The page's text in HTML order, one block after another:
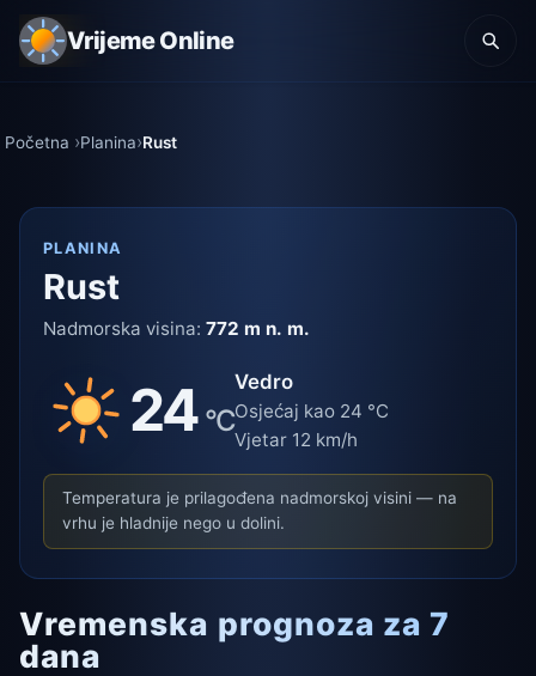
Vrijeme Online
Početna Planina Rust
PLANINA
Rust
Nadmorska visina:772 m n. m.
24 °C
Vedro
Osjećaj kao 24 °C
Vjetar 12 km/h
Temperatura je prilagođena nadmorskoj visini — na
vrhu je hladnije nego u dolini.
Vremenska prognoza za 7
dana